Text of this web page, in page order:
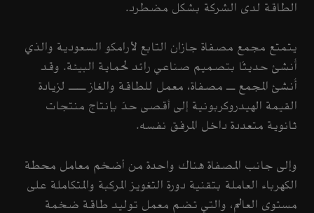
الطاقة لدى الشركة بشكل مضطرد.
يتمتع مجمع مصفاة جازان التابع لأرامكو السعودية والذي
أُنشئ حديثًا بتصميم صناعي رائد لحماية البيئة. وقد
أُنشئ المجمع ـ مصفاة، معمل للطاقة والغاز ــ لزيادة
القيمة الهيدروكربونية إلى أقصى حدّ بإنتاج منتجات
ثانوية متعددة داخل المرفق نفسه.
وإلى جانب المصفاة هناك واحدة من أضخم معامل محطة
الكهرباء العاملة بتقنية دورة التغويز المركبة والمتكاملة على
مستوى العالم، والتي تضم معمل توليد طاقة ضخمة